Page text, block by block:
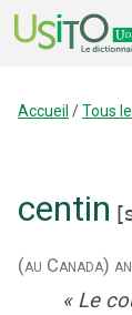
Accueil /Tous
centin [
(au Canada)
« Le